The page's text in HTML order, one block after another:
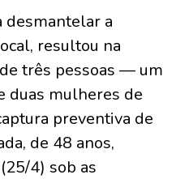
desmantelar a
resultou na
três pessoas — um
duas mulheres de
preventiva de
de 48 anos,
4) sob as